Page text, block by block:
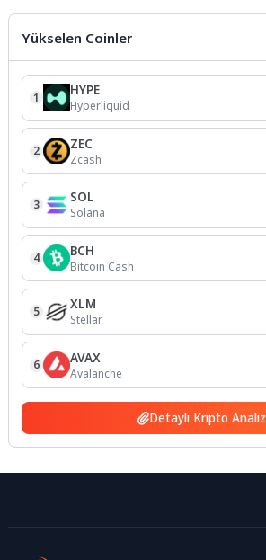
Belediyesi Gençlik Eğitim
Merkezi’nde (BELGEM)
düzenlenen Bahar...
Yükselen Coinler
1 HYPE
Hyperliquid
2 ZEC
Zcash
3 SOL
Solana
4 BCH
Bitcoin Cash
5 XLM
Stellar
6 AVAX
Avalanche
Detaylı Kripto Analiz